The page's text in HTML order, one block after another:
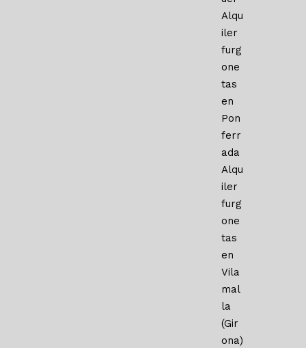
Alqu
iler
furg
one
tas
en
Pon
ferr
ada
Alqu
iler
furg
one
tas
en
Vila
mal
la
(Gir
ona)